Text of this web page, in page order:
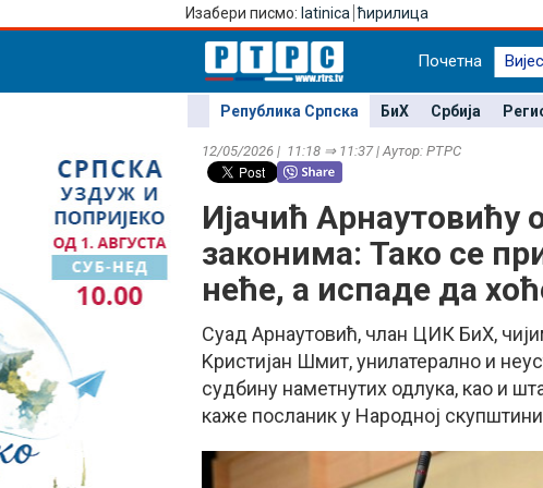
Изабери писмо: latinica ћирилица
Почетна
Република Српска БиХ Србија
12/05/2026 | 11:18 ⇒ 11:37 | Аутор: РТРС
Ијачић Арнаутовићу
законима: Тако се
неће, а испаде да
Суад Арнаутовић, члан ЦИК БиХ,
Kристијан Шмит, унилатерално и
судбину наметнутих одлука, као и
каже посланик у Народној